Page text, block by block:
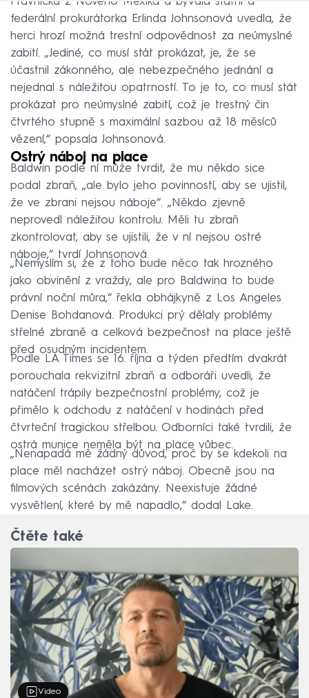
federální prokurátorka Erlinda Johnsonová uvedla, že
herci hrozí možná trestní odpovědnost za neúmyslné
zabití. „Jediné, co musí stát prokázat, je, že se
účastnil zákonného, ale nebezpečného jednání a
nejednal s náležitou opatrností. To je to, co musí stát
prokázat pro neúmyslné zabití, což je trestný čin
čtvrtého stupně s maximální sazbou až 18 měsíců
vězení,“ popsala Johnsonová.
Ostrý náboj na place
Baldwin podle ní může tvrdit, že mu někdo sice
podal zbraň, „ale bylo jeho povinností, aby se ujistil,
že ve zbrani nejsou náboje“. „Někdo zjevně
neprovedl náležitou kontrolu. Měli tu zbraň
zkontrolovat, aby se ujistili, že v ní nejsou ostré
náboje,“ tvrdí Johnsonová.
„Nemyslím si, že z toho bude něco tak hrozného
jako obvinění z vraždy, ale pro Baldwina to bude
právní noční můra,“ řekla obhájkyně z Los Angeles
Denise Bohdanová. Produkci prý dělaly problémy
střelné zbraně a celková bezpečnost na place ještě
před osudným incidentem.
Podle LA Times se 16. října a týden předtím dvakrát
porouchala rekvizitní zbraň a odboráři uvedli, že
natáčení trápily bezpečnostní problémy, což je
přimělo k odchodu z natáčení v hodinách před
čtvrteční tragickou střelbou. Odborníci také tvrdili, že
ostrá munice neměla být na place vůbec.
„Nenapadá mě žádný důvod, proč by se kdekoli na
place měl nacházet ostrý náboj. Obecně jsou na
filmových scénách zakázány. Neexistuje žádné
vysvětlení, které by mě napadlo,“ dodal Lake.
Čtěte také
Video